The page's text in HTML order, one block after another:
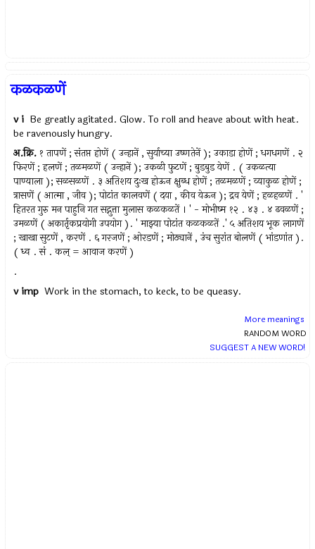
कळकळणें
v i Be greatly agitated. Glow. To roll and heave about with heat.
be ravenously hungry.
अ.क्रि. १ तापणें ; संतप्त होणें ( उन्हानें , सुर्याच्या उष्णतेनें ); उकाडा होणें ; धगधगणें . २
फिरणें ; हलणें ; तळमळणें ( उन्हानें ); उकळी फुटणें ; बुडबुड येणें . ( उकळत्या
पाण्याला ); सळसळणें . ३ अतिशय दुःख होऊन क्षुब्ध होणें ; तळमळणें ; व्याकुळ होणें ;
त्रासणें ( आत्मा , जीव ); पोटांत कालवणें ( दया , कीव येऊन ); द्रव येणें ; हळहळणें . '
हितरत गुरु मन पाहुनि गत सद्गुत्ता मुलास कळकळतें । ' - मोभीष्म १२ . ४३ . ४ ढवळणें ;
उमळणें ( अकार्तृकप्रयोगी उपयोग ). ' माझ्या पोटांत कळकळतें .' ५ अतिशय भूक लागणें
; खाखा सुटणें , करणें . ६ गरजणें ; ओरडणें ; मोठ्यानें , उंच सुरांत बोलणें ( भांडणांत ).
( ध्व . सं . कल् = आवाज करणें )
.
v imp Work in the stomach, to keck, to be queasy.
More meanings
RANDOM WORD
SUGGEST A NEW WORD!